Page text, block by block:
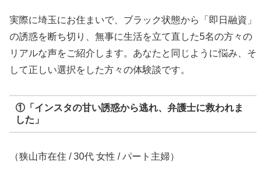
実際に埼玉にお住まいで、ブラック状態から「即日融資」
の誘惑を断ち切り、無事に生活を立て直した5名の方々の
リアルな声をご紹介します。あなたと同じように悩み、そ
して正しい選択をした方々の体験談です。
①「インスタの甘い誘惑から逃れ、弁護士に救われま
した」
（狭山市在住 / 30代 女性 / パート主婦）